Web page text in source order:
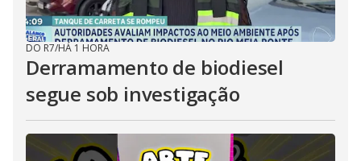
DO R7/HÁ 1 HORA
Derramamento de biodiesel
segue sob investigação